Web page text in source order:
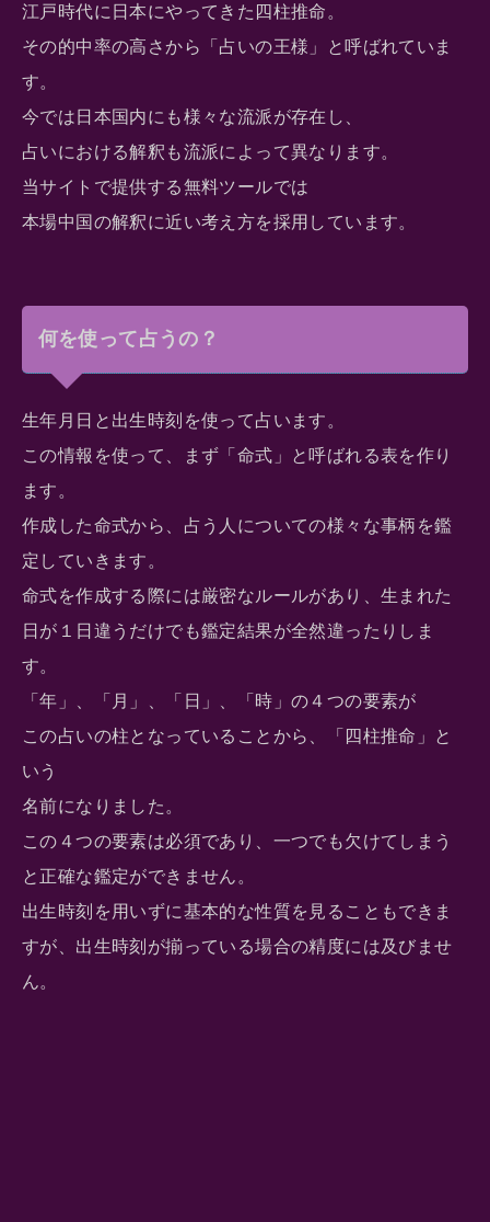
江戸時代に日本にやってきた四柱推命。
その的中率の高さから「占いの王様」と呼ばれていま
す。
今では日本国内にも様々な流派が存在し、
占いにおける解釈も流派によって異なります。
当サイトで提供する無料ツールでは
本場中国の解釈に近い考え方を採用しています。
何を使って占うの？
生年月日と出生時刻を使って占います。
この情報を使って、まず「命式」と呼ばれる表を作り
ます。
作成した命式から、占う人についての様々な事柄を鑑
定していきます。
命式を作成する際には厳密なルールがあり、生まれた
日が１日違うだけでも鑑定結果が全然違ったりしま
す。
「年」、「月」、「日」、「時」の４つの要素が
この占いの柱となっていることから、「四柱推命」と
いう
名前になりました。
この４つの要素は必須であり、一つでも欠けてしまう
と正確な鑑定ができません。
出生時刻を用いずに基本的な性質を見ることもできま
すが、出生時刻が揃っている場合の精度には及びませ
ん。